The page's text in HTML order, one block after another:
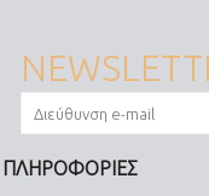
ΠΛΗΡΟΦΟΡΙΕΣ